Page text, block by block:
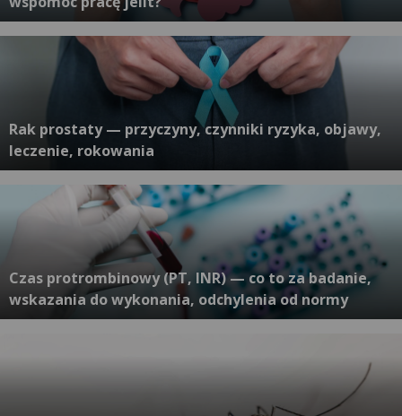
Rak prostaty — przyczyny, czynniki ryzyka, objawy,
leczenie, rokowania
Czas protrombinowy (PT, INR) — co to za badanie,
wskazania do wykonania, odchylenia od normy